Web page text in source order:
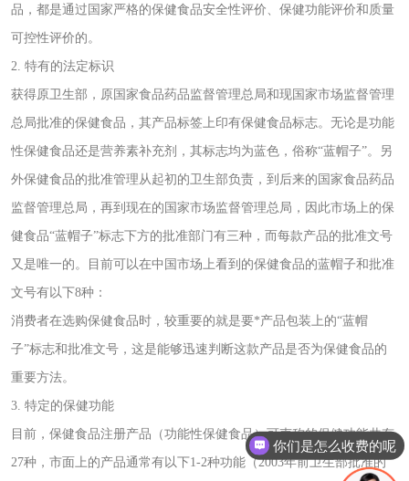
品，都是通过国家严格的保健食品安全性评价、保健功能评价和质量
可控性评价的。
2. 特有的法定标识
获得原卫生部，原国家食品药品监督管理总局和现国家市场监督管理
总局批准的保健食品，其产品标签上印有保健食品标志。无论是功能
性保健食品还是营养素补充剂，其标志均为蓝色，俗称“蓝帽子”。另
外保健食品的批准管理从起初的卫生部负责，到后来的国家食品药品
监督管理总局，再到现在的国家市场监督管理总局，因此市场上的保
健食品“蓝帽子”标志下方的批准部门有三种，而每款产品的批准文号
又是唯一的。目前可以在中国市场上看到的保健食品的蓝帽子和批准
文号有以下8种：
消费者在选购保健食品时，较重要的就是要*产品包装上的“蓝帽
子”标志和批准文号，这是能够迅速判断这款产品是否为保健食品的
重要方法。
3. 特定的保健功能
目前，保健食品注册产品（功能性保健食品）可声称的保健功能共有
27种，市面上的产品通常有以下1-2种功能（2003年前卫生部批准的
你们是怎么收费的呢